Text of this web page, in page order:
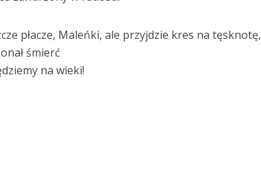
płacze, Maleńki, ale przyjdzie kres na tęsknotę,
śmierć
na wieki!